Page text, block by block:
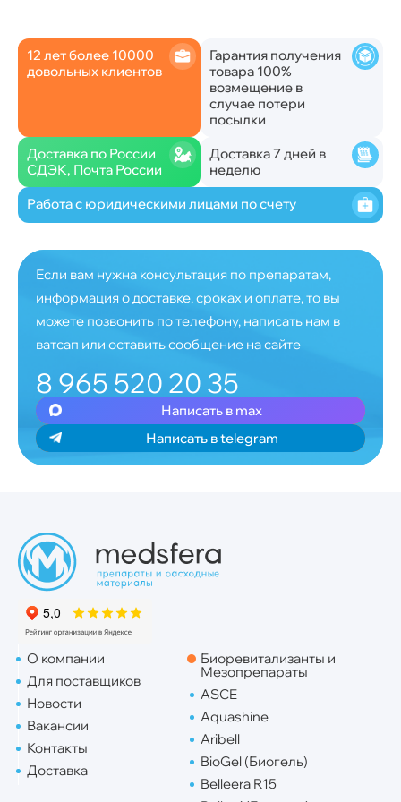
12 лет более 10000
довольных клиентов
Гарантия получения
товара 100%
возмещение в
случае потери
посылки
Доставка по России
СДЭК, Почта России
Доставка 7 дней в
неделю
Работа с юридическими лицами по счету
Если вам нужна консультация по препаратам,
информация о доставке, сроках и оплате, то вы
можете позвонить по телефону, написать нам в
ватсап или оставить сообщение на сайте
8 965 520 20 35
Написать в max
Написать в telegram
О компании
Для поставщиков
Новости
Вакансии
Контакты
Доставка
Биоревитализанты и
Мезопрепараты
ASCE
Aquashine
Aribell
BioGel (Биогель)
Belleera R15